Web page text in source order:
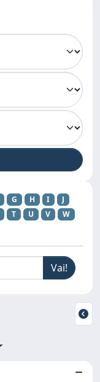
G H I
J
T U V
W